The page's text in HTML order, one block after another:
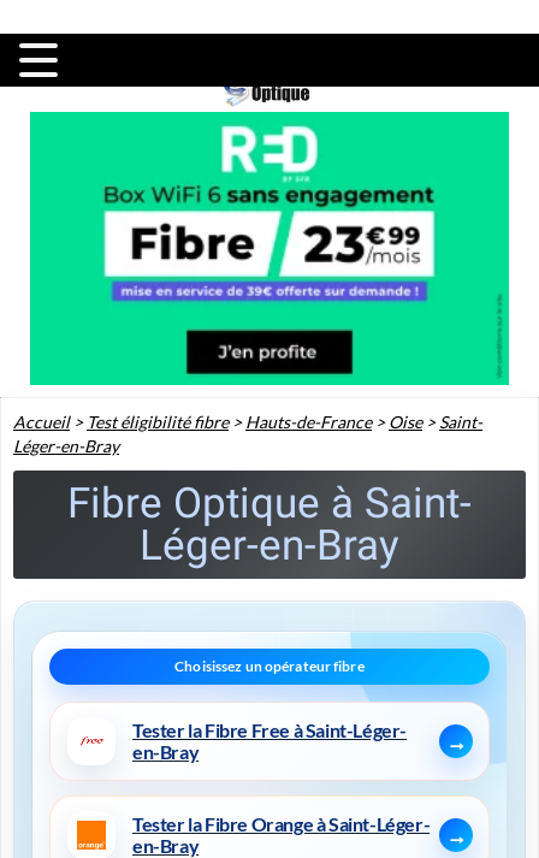
Accueil> Test éligibilité fibre>Hauts-de-France>Oise>Saint-
Léger-en-Bray
Fibre Optique à Saint-
Léger-en-Bray
Tester la Fibre Free à Saint-Léger-
en-Bray
Tester la Fibre Orange à Saint-Léger-
en-Bray